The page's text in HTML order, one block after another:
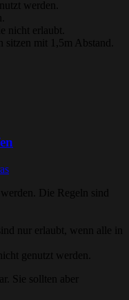
werden.
nicht erlaubt.
sitzen mit 1,5m Abstand.
Die Regeln sind
nur erlaubt, wenn alle in
genutzt werden.
Sie sollten aber